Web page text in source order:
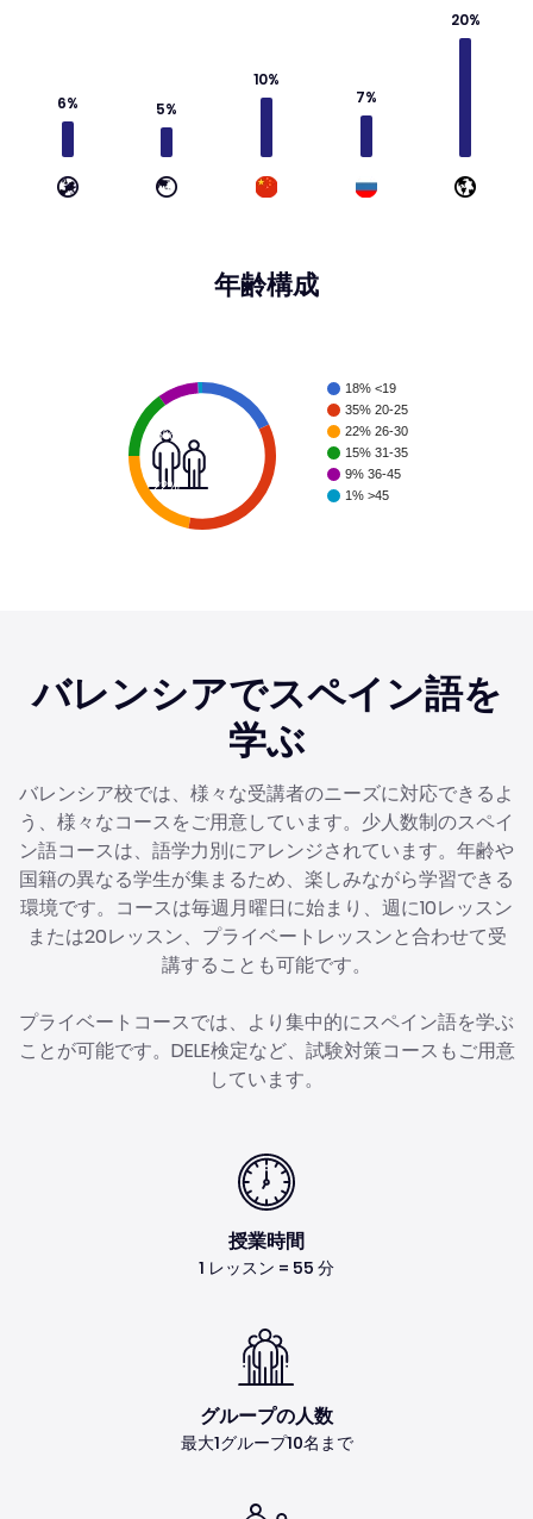
6% 5%
10%
7%
20%
年齢構成
18% <19
35% 20-25
22% 26-30
15% 31-35
9% 36-45
1% >45
15%
22%
バレンシアでスペイン語を
学ぶ
バレンシア校では、様々な受講者のニーズに対応できるよ
う、様々なコースをご用意しています。少人数制のスペイ
ン語コースは、語学力別にアレンジされています。年齢や
国籍の異なる学生が集まるため、楽しみながら学習できる
環境です。コースは毎週月曜日に始まり、週に10レッスン
または20レッスン、プライベートレッスンと合わせて受
講することも可能です。
プライベートコースでは、より集中的にスペイン語を学ぶ
ことが可能です。DELE検定など、試験対策コースもご用意
しています。
授業時間
1 レッスン = 55 分
グループの人数
最大1グループ10名まで